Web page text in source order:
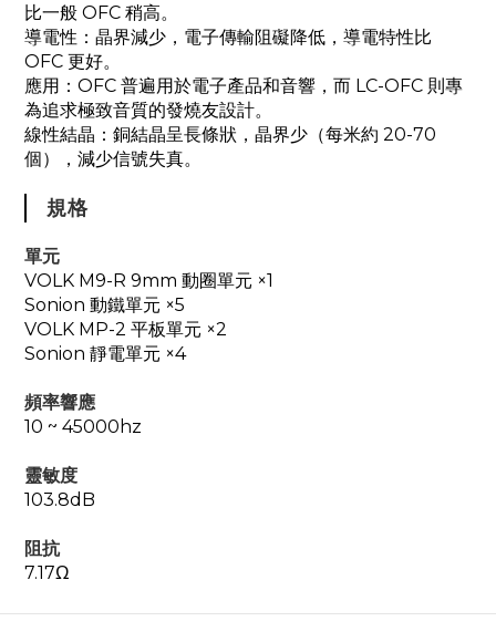
比一般 OFC 稍高。
導電性：晶界減少，電子傳輸阻礙降低，導電特性比
OFC 更好。
應用：OFC 普遍用於電子產品和音響，而 LC-OFC 則專
為追求極致音質的發燒友設計。
線性結晶：銅結晶呈長條狀，晶界少（每米約 20-70
個），減少信號失真。
規格
單元
VOLK M9-R 9mm 動圈單元 ×1
Sonion 動鐵單元 ×5
VOLK MP-2 平板單元 ×2
Sonion 靜電單元 ×4
頻率響應
10 ~ 45000hz
靈敏度
103.8dB
阻抗
7.17Ω